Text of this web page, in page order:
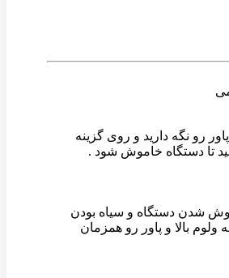
پاور رو نگه دارید و روی گزینه
شدن دستگاه و سیاه بودن
بالا و پاور رو همزمان